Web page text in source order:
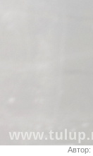
Автор: